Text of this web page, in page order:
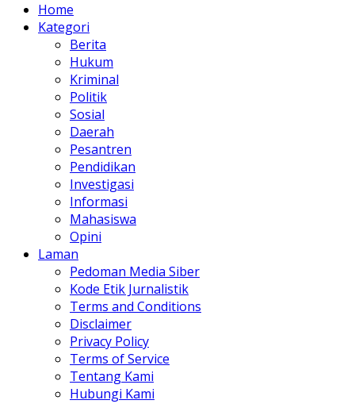
Home
Kategori
Berita
Hukum
Kriminal
Politik
Sosial
Daerah
Pesantren
Pendidikan
Investigasi
Informasi
Mahasiswa
Opini
Laman
Pedoman Media Siber
Kode Etik Jurnalistik
Terms and Conditions
Disclaimer
Privacy Policy
Terms of Service
Tentang Kami
Hubungi Kami